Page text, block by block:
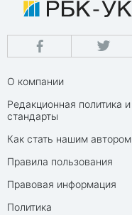
О компании
Редакционная политика и
стандарты
Как стать нашим автором
Правила пользования
Правовая информация
Политика